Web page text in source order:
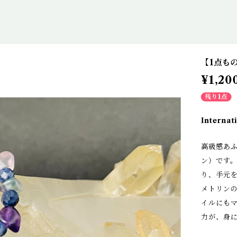
【1点
残り1点
高級感あ
ン）です
り、手元
メトリン
イルにも
力が、身